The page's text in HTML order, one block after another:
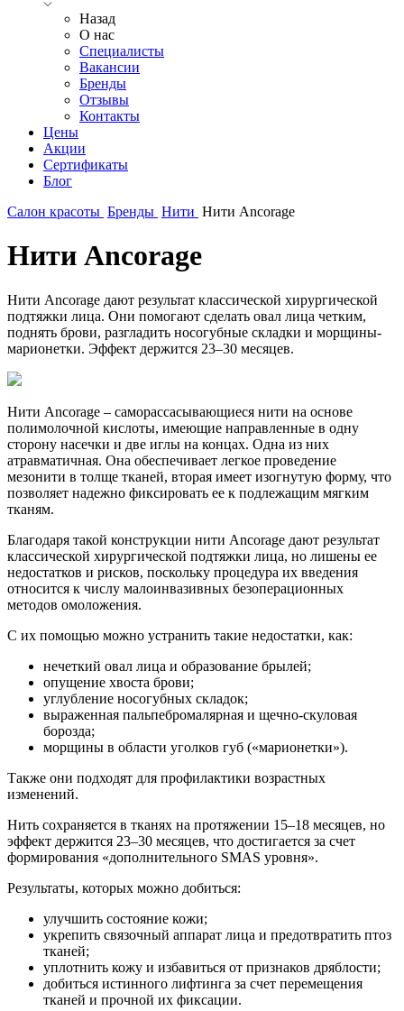
Назад
О нас
Специалисты
Вакансии
Бренды
Отзывы
Контакты
Цены
Акции
Сертификаты
Блог
Салон красоты Бренды Нити Нити Ancorage
Нити Ancorage
Нити Ancorage дают результат классической хирургической
подтяжки лица. Они помогают сделать овал лица четким,
поднять брови, разгладить носогубные складки и морщины-
марионетки. Эффект держится 23–30 месяцев.
Нити Ancorage – саморассасывающиеся нити на основе
полимолочной кислоты, имеющие направленные в одну
сторону насечки и две иглы на концах. Одна из них
атравматичная. Она обеспечивает легкое проведение
мезонити в толще тканей, вторая имеет изогнутую форму, что
позволяет надежно фиксировать ее к подлежащим мягким
тканям.
Благодаря такой конструкции нити Ancorage дают результат
классической хирургической подтяжки лица, но лишены ее
недостатков и рисков, поскольку процедура их введения
относится к числу малоинвазивных безоперационных
методов омоложения.
С их помощью можно устранить такие недостатки, как:
нечеткий овал лица и образование брылей;
опущение хвоста брови;
углубление носогубных складок;
выраженная пальпебромалярная и щечно-скуловая
борозда;
морщины в области уголков губ («марионетки»).
Также они подходят для профилактики возрастных
изменений.
Нить сохраняется в тканях на протяжении 15–18 месяцев, но
эффект держится 23–30 месяцев, что достигается за счет
формирования «дополнительного SMAS уровня».
Результаты, которых можно добиться:
улучшить состояние кожи;
укрепить связочный аппарат лица и предотвратить птоз
тканей;
уплотнить кожу и избавиться от признаков дряблости;
добиться истинного лифтинга за счет перемещения
тканей и прочной их фиксации.